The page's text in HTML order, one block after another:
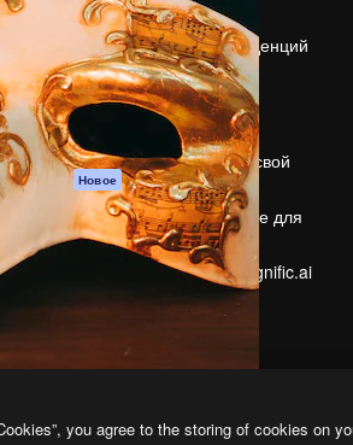
и
Новое
файлов
доверия
Вакансии
Поиск тенденций
Блог
События
Slidesgo
Продайте свой
контент
Помещение для
прессы
Ищете magnific.ai
you agree to the storing of cookies on